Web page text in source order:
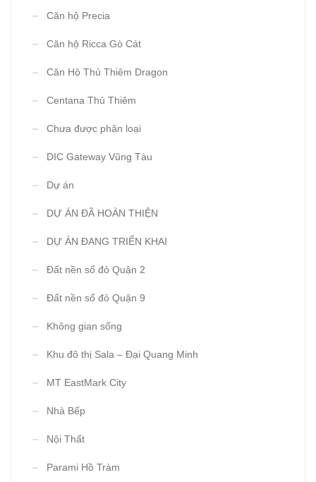
Căn hộ Precia
Căn hộ Ricca Gò Cát
Căn Hộ Thủ Thiêm Dragon
Centana Thủ Thiêm
Chưa được phân loại
DIC Gateway Vũng Tàu
Dự án
DỰ ÁN ĐÃ HOÀN THIỆN
DỰ ÁN ĐANG TRIỂN KHAI
Đất nền sổ đỏ Quận 2
Đất nền sổ đỏ Quận 9
Không gian sống
Khu đô thị Sala – Đại Quang Minh
MT EastMark City
Nhà Bếp
Nội Thất
Parami Hồ Tràm